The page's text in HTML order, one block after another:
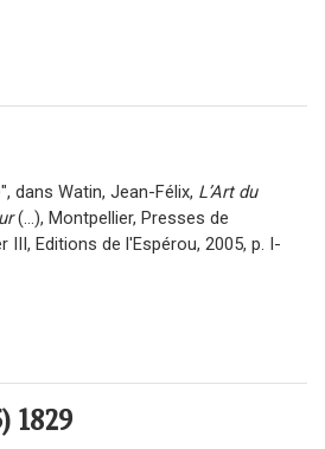
dans Watin, Jean-Félix, L’Art du
(…), Montpellier, Presses de
III, Editions de l'Espérou, 2005, p. I-
1829